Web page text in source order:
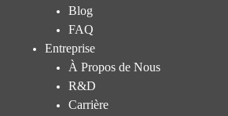
Blog
FAQ
Entreprise
À Propos de Nous
R&D
Carrière